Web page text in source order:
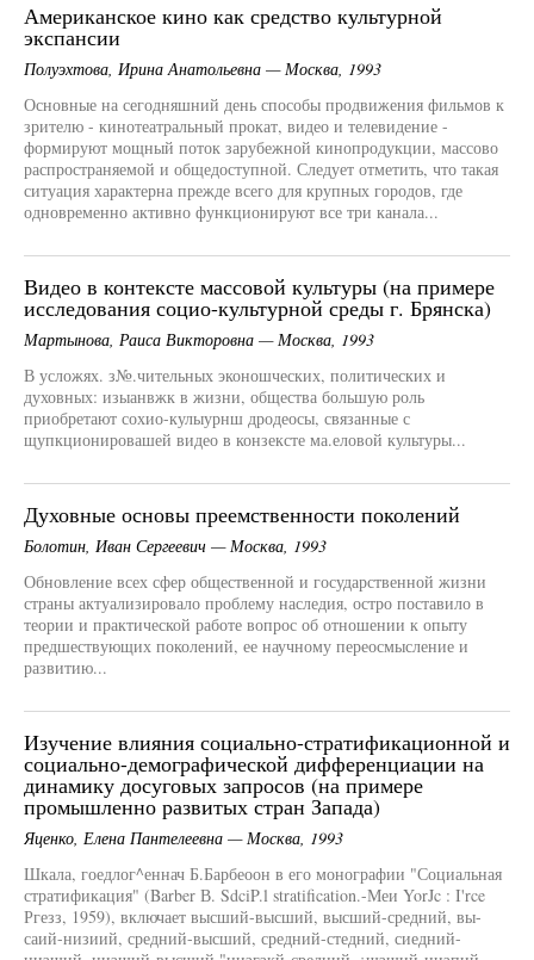
Американское кино как средство культурной
экспансии
Полуэхтова, Ирина Анатольевна — Москва, 1993
Основные на сегодняшний день способы продвижения фильмов к
зрителю - кинотеатральный прокат, видео и телевидение -
формируют мощный поток зарубежной кинопродукции, массово
распространяемой и общедоступной. Следует отметить, что такая
ситуация характерна прежде всего для крупных городов, где
одновременно активно функционируют все три канала...
Видео в контексте массовой культуры (на примере
исследования социо-культурной среды г. Брянска)
Мартынова, Раиса Викторовна — Москва, 1993
В усложях. з№.чительных эконошческих, политических и
духовных: изыанвжк в жизни, общества большую роль
приобретают сохио-кулыурнш дродеосы, связанные с
щупкционировашей видео в конзексте ма.еловой культуры...
Духовные основы преемственности поколений
Болотин, Иван Сергеевич — Москва, 1993
Обновление всех сфер общественной и государственной жизни
страны актуализировало проблему наследия, остро поставило в
теории и практической работе вопрос об отношении к опыту
предшествующих поколений, ее научному переосмысление и
развитию...
Изучение влияния социально-стратификационной и
социально-демографической дифференциации на
динамику досуговых запросов (на примере
промышленно развитых стран Запада)
Яценко, Елена Пантелеевна — Москва, 1993
Шкала, гоедлог^еннач Б.Барбеоон в его монографии "Социальная
стратификация" (Barber В. SdciP.l stratification.-Меи YorJc : I'rce
Ргезз, 1959), включает высший-высший, высший-средний, вы-
саий-низиий, средний-высший, средний-стедний, сиедний-